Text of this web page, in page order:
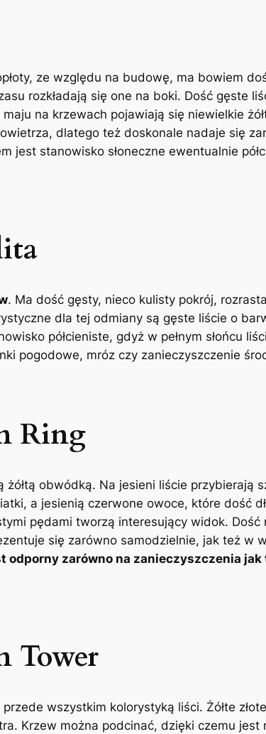
ze względu na budowę, ma bowiem
rozkładają się one na boki. Dość gęste
na krzewach pojawiają się niewielkie
dlatego też doskonale nadaje się
jest stanowisko słoneczne ewentualnie
. Ma dość gęsty, nieco kulisty pokrój,
dla tej odmiany są gęste liście o
półcieniste, gdyż w pełnym słońcu
pogodowe, mróz czy zanieczyszczenie
Ring
obwódką. Na jesieni liście przybierają
a jesienią czerwone owoce, które dość
pędami tworzą interesujący widok. Dość
się zarówno samodzielnie, jak też w
zarówno na zanieczyszczenia
Tower
wszystkim kolorystyką liści. Żółte
Krzew można podcinać, dzięki czemu